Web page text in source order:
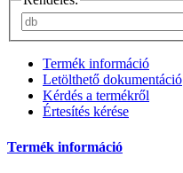
Termék információ
Letölthető dokumentáció
Kérdés a termékről
Értesítés kérése
Termék információ